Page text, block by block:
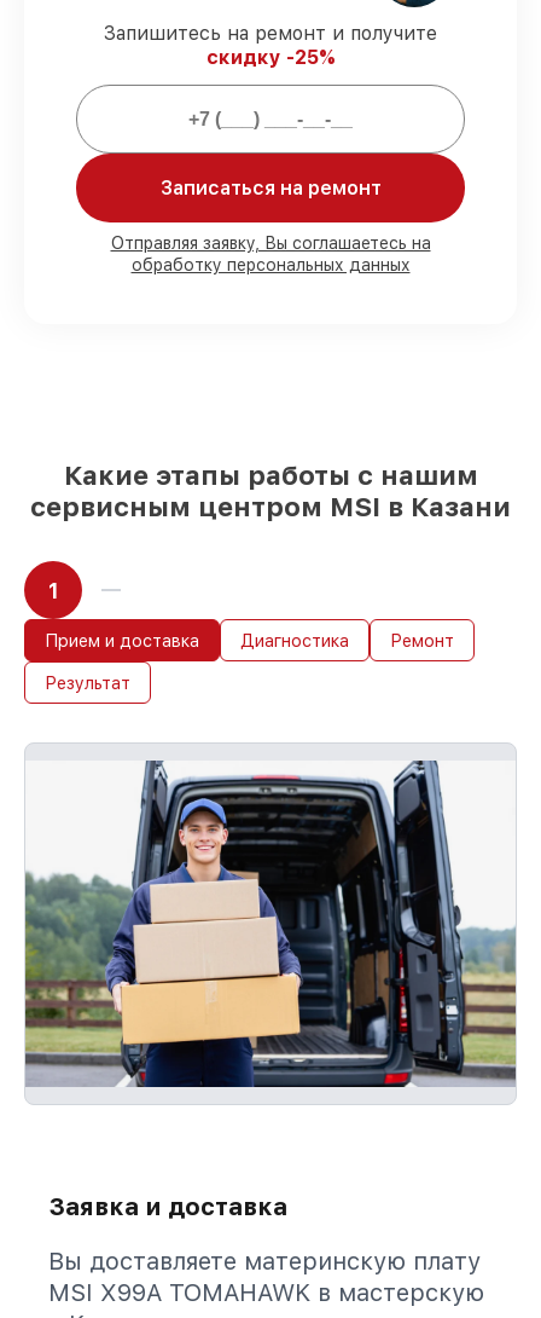
Подтвержденная гарантия–
предоставляем официальное
гарантийное сопровождение после
Мы гарантируем:
80%работ под контролем клиента
90%комплектующих для материнских
Запишитесь на ремонт и получите
скидку -25%
Записаться на ремонт
Отправляя заявку, Вы соглашаетесь на
обработку персональных данных
Какие этапы работы с нашим
сервисным центром MSI в Казани
1
Прием и доставка Диагностика Ремонт
Результат
Заявка и доставка
Вы доставляете материнскую плату
MSI X99A TOMAHAWK в мастерскую